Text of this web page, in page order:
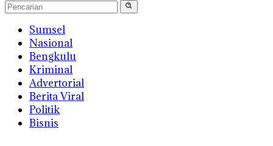
Sumsel
Nasional
Bengkulu
Kriminal
Advertorial
Berita Viral
Politik
Bisnis